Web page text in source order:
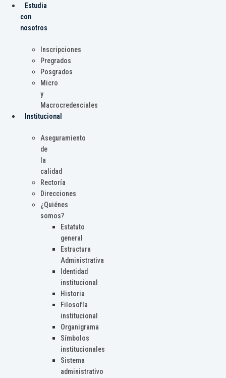
Estudia
con
nosotros
Inscripciones
Pregrados
Posgrados
Micro
y
Macrocredenciales
Institucional
Aseguramiento
de
la
calidad
Rectoría
Direcciones
¿Quiénes
somos?
Estatuto
general
Estructura
Administrativa
Identidad
institucional
Historia
Filosofía
institucional
Organigrama
Símbolos
institucionales
Sistema
administrativo